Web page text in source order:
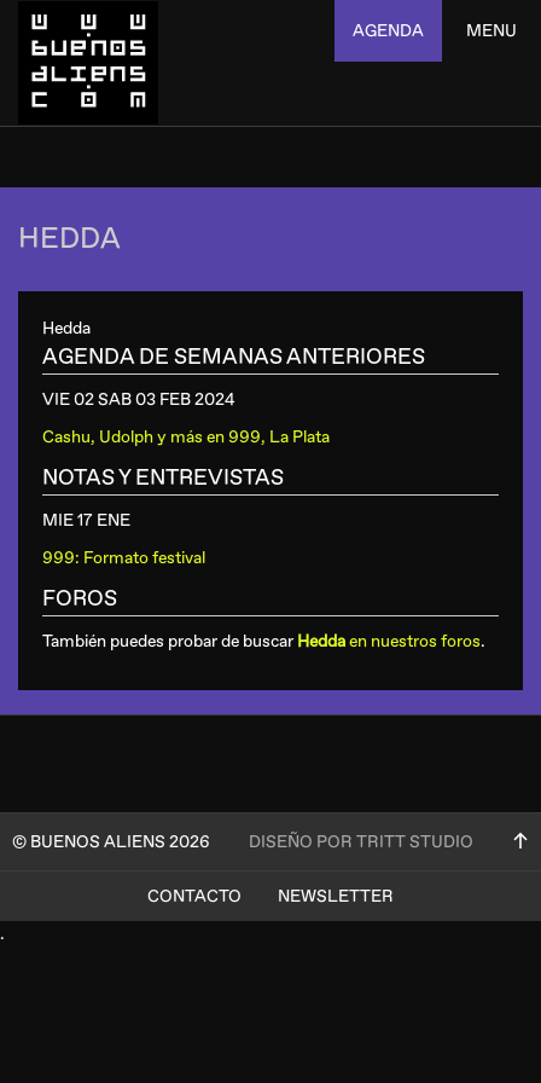
AGENDA MENU
HEDDA
Hedda
AGENDA DE SEMANAS ANTERIORES
VIE 02 SAB 03 FEB2024
Cashu, Udolph y más en999, La Plata
NOTAS Y ENTREVISTAS
MIE 17 ENE
999: Formato festival
FOROS
También puedes probar de buscar Heddaen nuestros foros.
© BUENOS ALIENS 2026 DISEÑO POR TRITT STUDIO
CONTACTO
NEWSLETTER
.